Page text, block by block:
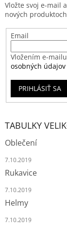
Vložte svoj e-mail
nových
Email
Vložením e-
osobných údajov
PRIHLÁSIŤ SA
TABULKY
Oblečení
7.10.2019
Rukavice
7.10.2019
Helmy
7.10.2019